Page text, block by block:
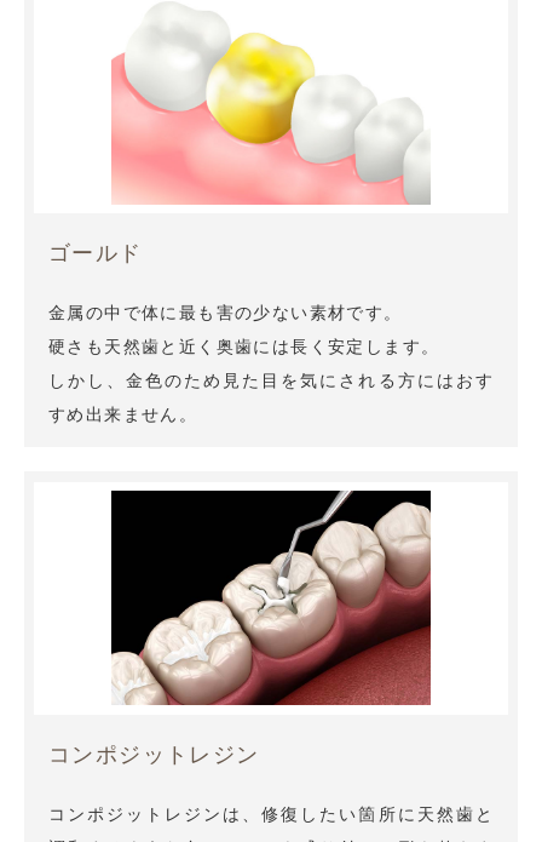
ゴールド
金属の中で体に最も害の少ない素材です。
硬さも天然歯と近く奥歯には長く安定します。
しかし、金色のため見た目を気にされる方にはおす
すめ出来ません。
コンポジットレジン
コンポジットレジンは、修復したい箇所に天然歯と